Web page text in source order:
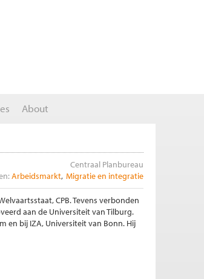
About
Centraal Planbureau
Arbeidsmarkt Migratie en integratie
CPB. Tevens verbonden
aan de Universiteit van Tilburg.
en bij IZA, Universiteit van Bonn. Hij